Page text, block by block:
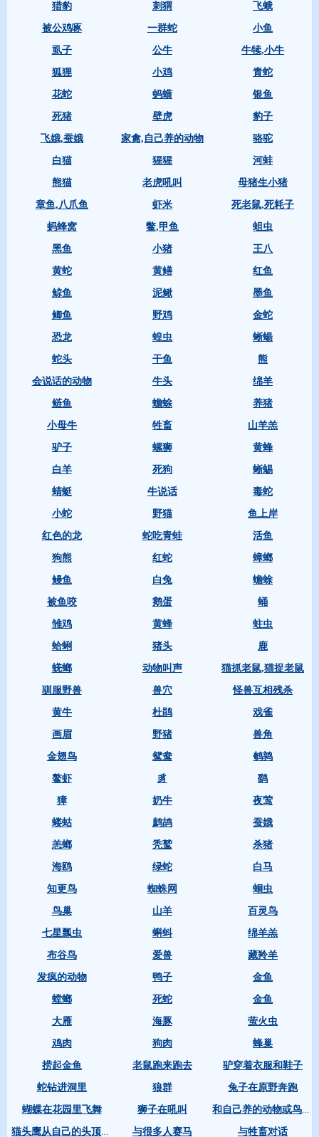
猎豹 刺猬 飞蛾
被公鸡啄 一群蛇 小鱼
虱子 公牛 牛犊,小牛
狐狸 小鸡 青蛇
花蛇 蚂蟥 银鱼
死猪 壁虎 豹子
飞娥,蚕娥 家禽,自己养的动物 骆驼
白猫 猩猩 河蚌
熊猫 老虎吼叫 母猪生小猪
章鱼,八爪鱼 虾米 死老鼠,死耗子
蚂蜂窝 鳖,甲鱼 蛆虫
黑鱼 小猪 王八
黄蛇 黄鳝 红鱼
鲸鱼 泥鳅 墨鱼
鲫鱼 野鸡 金蛇
恐龙 蝗虫 蜥蝪
蛇头 干鱼 熊
会说话的动物 牛头 绵羊
鲢鱼 蟾蜍 养猪
小母牛 牲畜 山羊羔
驴子 螺狮 黄蜂
白羊 死狗 蜥蜴
蜻蜓 牛说话 毒蛇
小蛇 野猫 鱼上岸
红色的龙 蛇吃青蛙 活鱼
狗熊 红蛇 蟑螂
鳗鱼 白兔 蟾蜍
被鱼咬 鹅蛋 蛹
雏鸡 黄蜂 蛀虫
蛤蜊 猪头 鹿
蜣螂 动物叫声 猫抓老鼠,猫捉老鼠
驯服野兽 兽穴 怪兽互相残杀
黄牛 杜鹃 戏雀
画眉 野猪 兽角
金翅鸟 鸳鸯 鹌鹑
鳌虾 豸 鹞
獐 奶牛 夜莺
蝼蛄 鹧鸪 蚕娥
恙螂 秃鹫 杀猪
海鸥 绿蛇 白马
知更鸟 蜘蛛网 蛔虫
鸟巢 山羊 百灵鸟
七星瓢虫 蝌蚪 绵羊羔
布谷鸟 爱兽 藏羚羊
发疯的动物 鸭子 金鱼
螳螂 死蛇 金鱼
大雁 海豚 萤火虫
鸡肉 狗肉 蜂巢
捞起金鱼 老鼠跑来跑去 驴穿着衣服和鞋子
蛇钻进洞里 狼群 兔子在原野奔跑
蝴蝶在花园里飞舞 狮子在吼叫
与很多人赛马 与牲畜对话